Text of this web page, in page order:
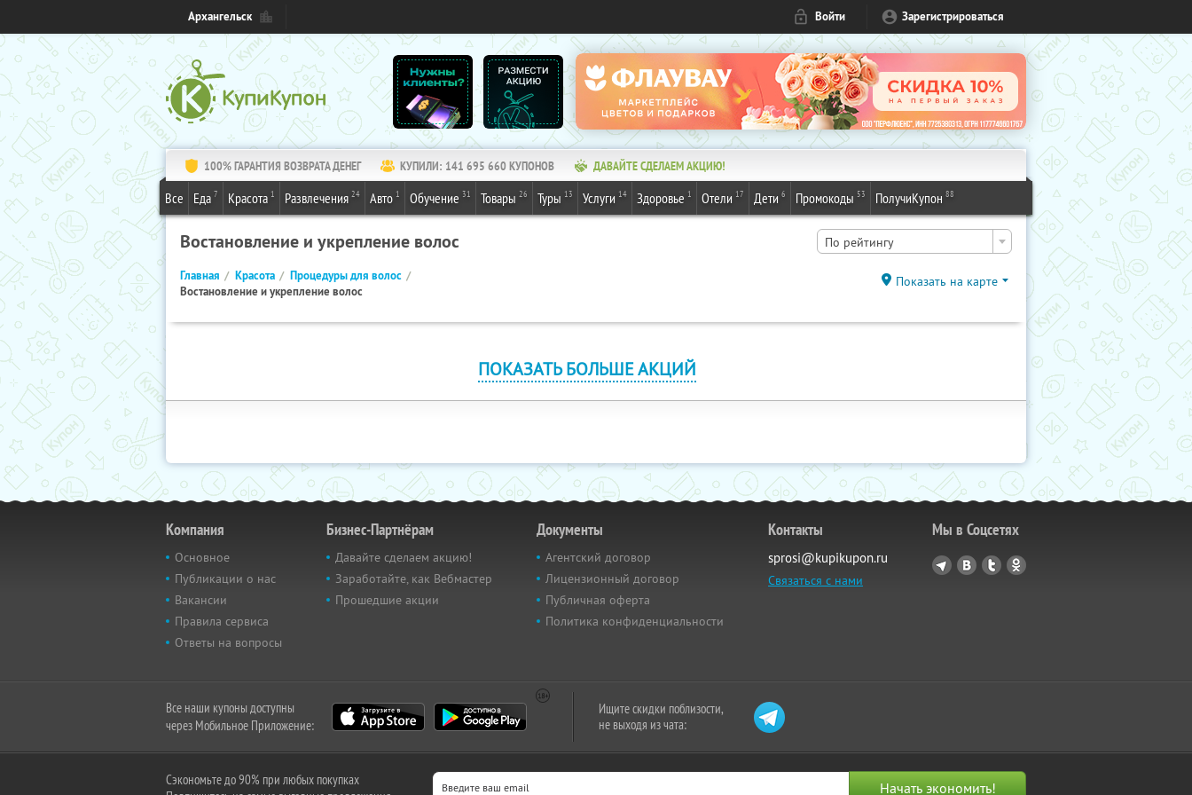
Архангельск Войти Зарегистрироваться
100% ГАРАНТИЯ ВОЗВРАТА ДЕНЕГ КУПИЛИ: 141 695 660КУПОНОВ ДАВАЙТЕ СДЕЛАЕМ АКЦИЮ!
Все Еда 7 Красота 1 Развлечения 24 Авто 1 Обучение 31 Товары 26 Туры 13 Услуги 14 Здоровье 1 Отели 17 Дети 6 Промокоды 53 ПолучиКупон 88
Востановление и укрепление волос По рейтингу
Главная Красота
Процедуры для волос
Востановление и укрепление волос
Показать на карте
ПОКАЗАТЬ БОЛЬШЕ АКЦИЙ
Компания
Основное
Публикации о нас
Вакансии
Правила сервиса
Ответы на вопросы
Бизнес-Партнёрам
Давайте сделаем акцию!
Заработайте, как Вебмастер
Прошедшие акции
Документы
Агентский договор
Лицензионный договор
Публичная оферта
Политика конфиденциальности
Контакты
sprosi@kupikupon.ru
Связаться с нами
Мы в Соцсетях
Все наши купоны доступны
через Мобильное Приложение:
Ищите скидки поблизости,
не выходя из чата:
Сэкономьте до 90% при любых покупках